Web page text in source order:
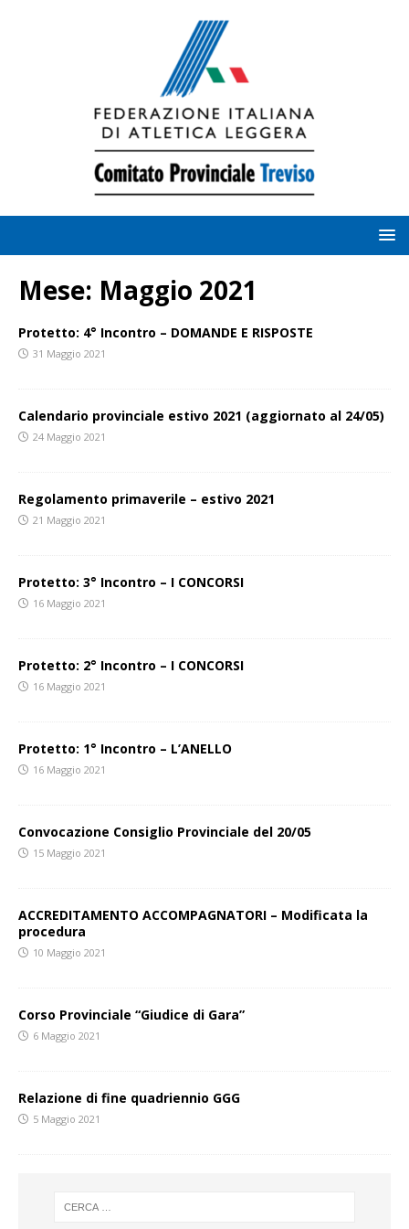
Mese: Maggio 2021
Protetto: 4° Incontro – DOMANDE E RISPOSTE
31 Maggio 2021
Calendario provinciale estivo 2021 (aggiornato al 24/05)
24 Maggio 2021
Regolamento primaverile – estivo 2021
21 Maggio 2021
Protetto: 3° Incontro – I CONCORSI
16 Maggio 2021
Protetto: 2° Incontro – I CONCORSI
16 Maggio 2021
Protetto: 1° Incontro – L’ANELLO
16 Maggio 2021
Convocazione Consiglio Provinciale del 20/05
15 Maggio 2021
ACCREDITAMENTO ACCOMPAGNATORI – Modificata la
procedura
10 Maggio 2021
Corso Provinciale “Giudice di Gara”
6 Maggio 2021
Relazione di fine quadriennio GGG
5 Maggio 2021